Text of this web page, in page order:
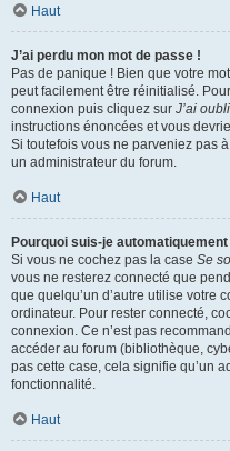
Haut
J’ai perdu mon mot de passe !
Pas de panique ! Bien que votre
peut facilement être réinitialisé.
connexion puis cliquez sur J’ai
instructions énoncées et vous
Si toutefois vous ne parveniez pas
un administrateur du forum.
Haut
Pourquoi suis-je
Si vous ne cochez pas la case Se
vous ne resterez connecté que
que quelqu’un d’autre utilise votre
ordinateur. Pour rester connecté,
connexion. Ce n’est pas
accéder au forum (bibliothèque,
pas cette case, cela signifie qu’un
fonctionnalité.
Haut